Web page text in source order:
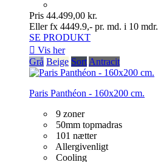
Pris 44.499,00 kr.
Eller fx 4449.9,- pr. md. i 10 mdr.
SE PRODUKT
 Vis her
Grå Beige Sort Antracit
Paris Panthéon - 160x200 cm.
9 zoner
50mm topmadras
101 nætter
Allergivenligt
Cooling